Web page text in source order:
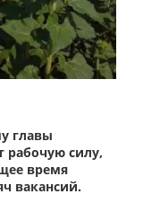
главы
рабочую силу,
время
вакансий.